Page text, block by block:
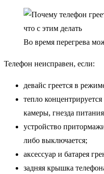
Во время перегрева
Телефон неисправен, если:
девайс греется в
тепло
камеры, гнезда
устройство
либо выключается;
аксессуар и батарея
задняя крышка